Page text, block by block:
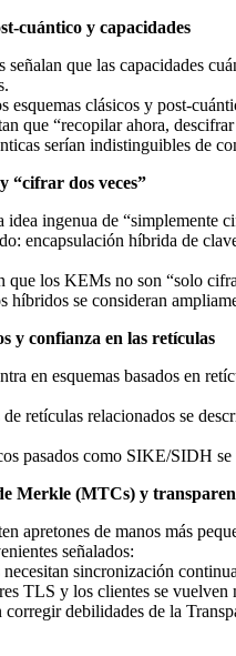
cuántico y capacidades
señalan que las capacidades
esquemas clásicos y post-
que “recopilar ahora,
serían indistinguibles de
dos veces”
idea ingenua de “simplemente
encapsulación híbrida de
que los KEMs no son “solo
híbridos se consideran
y confianza en las retículas
en esquemas basados en
retículas relacionados se
pasados como SIKE/SIDH
Merkle (MTCs) y
apretones de manos más
señalados:
sincronización
TLS y los clientes se vuelven
debilidades de la